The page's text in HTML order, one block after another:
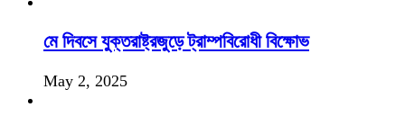
মে দিবসে যুক্তরাষ্ট্রজুড়ে ট্রাম্পবিরোধী বিক্ষোভ
May 2, 2025